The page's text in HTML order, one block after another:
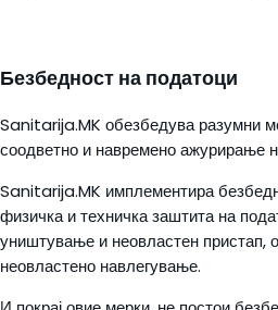
Безбедност на податоци
Sanitarija.MK обезбедува разумни
соодветно и навремено ажурирање
Sanitarija.MK имплементира
физичка и техничка заштита на
уништување и неовластен пристап,
неовластено навлегување.